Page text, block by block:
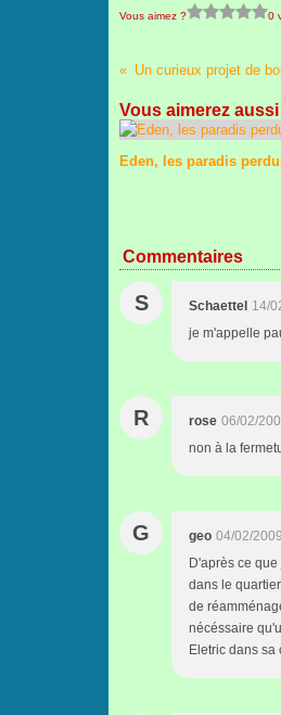
Vous aimez ? 0
Un curieux projet de
Vous aimerez aussi
Eden, les paradis
Commentaires
S Schaettel 14/
je m'appelle
R rose 06/02/
non à la
G geo 04/02/
D'après ce
dans le
de
nécéssaire
Eletric dans